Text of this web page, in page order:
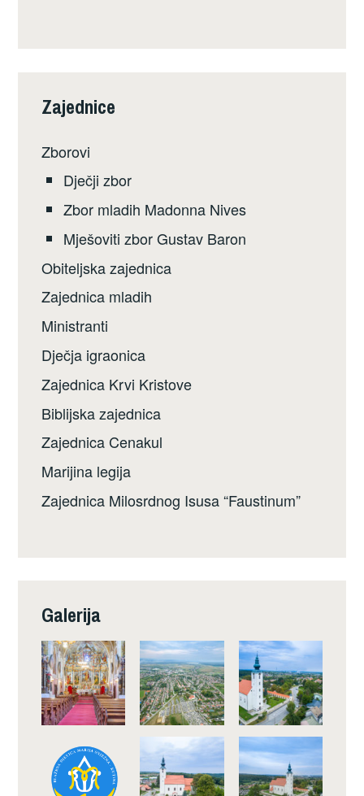
Zajednice
Zborovi
Dječji zbor
Zbor mladih Madonna Nives
Mješoviti zbor Gustav Baron
Obiteljska zajednica
Zajednica mladih
Ministranti
Dječja igraonica
Zajednica Krvi Kristove
Biblijska zajednica
Zajednica Cenakul
Marijina legija
Zajednica Milosrdnog Isusa “Faustinum”
Galerija